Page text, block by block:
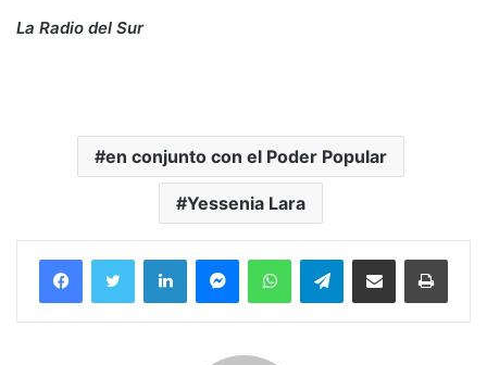
La Radio del Sur
en conjunto con el Poder Popular
Yessenia Lara
FacebookTwitter LinkedInMessengerWhatsAppTelegramCompartir por correo electrónico